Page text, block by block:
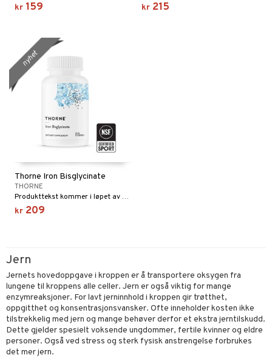
kr 159 kr 215
Thorne Iron Bisglycinate
THORNE
Produkttekst kommer i løpet av kort tid
kr 209
nyhet
Jern
Jernets hovedoppgave i kroppen er å transportere oksygen fra
lungene til kroppens alle celler. Jern er også viktig for mange
enzymreaksjoner. For lavt jerninnhold i kroppen gir trøtthet,
oppgitthet og konsentrasjonsvansker. Ofte inneholder kosten ikke
tilstrekkelig med jern og mange behøver derfor et ekstra jerntilskudd.
Dette gjelder spesielt voksende ungdommer, fertile kvinner og eldre
personer. Også ved stress og sterk fysisk anstrengelse forbrukes
det mer jern.